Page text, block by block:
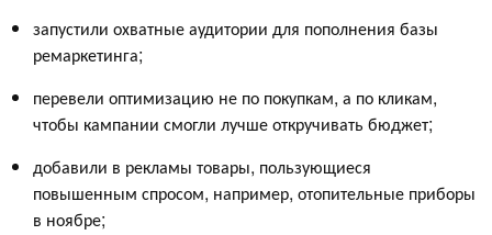
запустили охватные аудитории для пополнения базы
ремаркетинга;
перевели оптимизацию не по покупкам, а по кликам,
чтобы кампании смогли лучше откручивать бюджет;
добавили в рекламы товары, пользующиеся
повышенным спросом, например, отопительные приборы
в ноябре;